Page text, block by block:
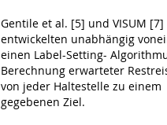
Gentile et al. [5] und VISUM [7]
entwickelten unabhängig
einen Label-Setting-
Berechnung erwarteter
von jeder Haltestelle zu einem
gegebenen Ziel.